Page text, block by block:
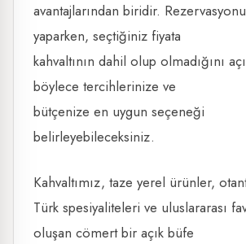
avantajlarından biridir.
yaparken, seçtiğiniz fiyata
kahvaltının dahil olup olmadığını
böylece tercihlerinize ve
bütçenize en uygun seçeneği
belirleyebileceksiniz.
Kahvaltımız, taze yerel ürünler,
Türk spesiyaliteleri ve uluslararası
oluşan cömert bir açık büfe